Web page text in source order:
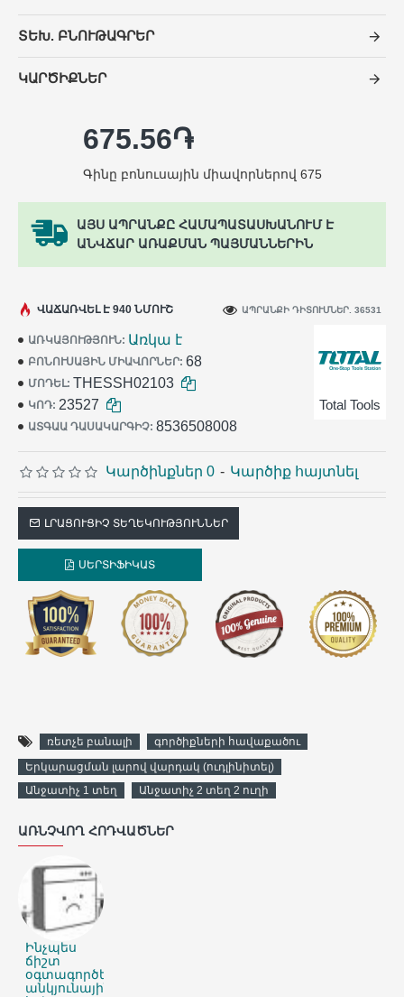
ՏԵԽ. ԲՆՈՒԹԱԳՐԵՐ
ԿԱՐԾԻՔՆԵՐ
ԱՅՍ ԱՊՐԱՆՔԸ ՀԱՄԱՊԱՏԱՍԽԱՆՈՒՄ Է
ԱՆՎՃԱՐ ԱՌԱՔՄԱՆ ՊԱՅՄԱՆՆԵՐԻՆ
ԱՌԿԱՅՈՒԹՅՈՒՆ: Առկա է
ԲՈՆՈՒՍԱՅԻՆ ՄԻԱՎՈՐՆԵՐ: 68
ՄՈԴԵԼ: THESSH02103
ԿՈԴ: 23527
ԱՏԳԱԱ ԴԱՍԱԿԱՐԳԻՉ: 8536508008
Total Tools
ՎԱՃԱՌՎԵԼ Է 940 ՆՄՈՒՇ ԱՊՐԱՆՔԻ ԴԻՏՈՒՄՆԵՐ. 36531
Կարծինքներ 0 - Կարծիք հայտնել
675.56֏
Գինը բոնուսային միավորներով 675
ԼՐԱՑՈՒՑԻՉ ՏԵՂԵԿՈՒԹՅՈՒՆՆԵՐ
ՍԵՐՏԻՖԻԿԱՏ
ռետչե բանալի
գործիքների հավաքածու
Երկարացման լարով վարդակ (ուդլինիտել)
Անջատիչ 1 տեղ
Անջատիչ 2 տեղ 2 ուղի
ԱՌՆՉՎՈՂ ՀՈԴՎԱԾՆԵՐ
Ինչպես
ճիշտ
օգտագործել
անկյունային